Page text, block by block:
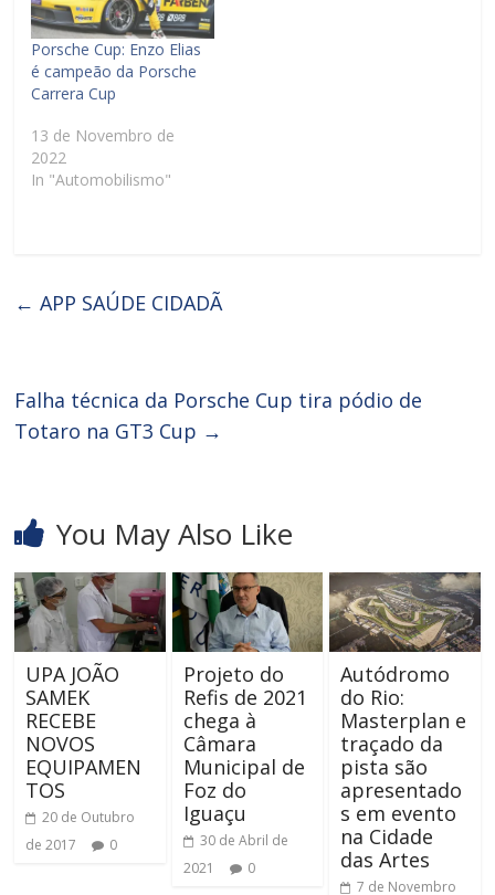
Porsche Cup: Enzo Elias
é campeão da Porsche
Carrera Cup
13 de Novembro de
2022
In "Automobilismo"
← APP SAÚDE CIDADÃ
Falha técnica da Porsche Cup tira pódio de
Totaro na GT3 Cup →
You May Also Like
UPA JOÃO
SAMEK
RECEBE
NOVOS
EQUIPAMEN
TOS
20 de Outubro
de 2017
0
Projeto do
Refis de 2021
chega à
Câmara
Municipal de
Foz do
Iguaçu
30 de Abril de
2021
0
Autódromo
do Rio:
Masterplan e
traçado da
pista são
apresentado
s em evento
na Cidade
das Artes
7 de Novembro